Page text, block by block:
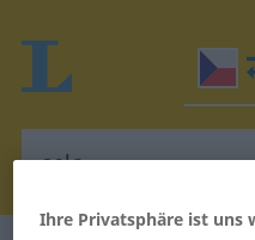
Ihre Privatsphäre ist uns